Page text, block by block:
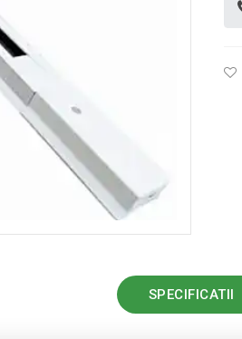
SPECIFICATII